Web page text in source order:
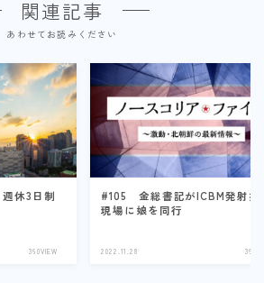
関連記事
あわせてお読みください
休3日制
360VIEW
#105 金総書記がICBM発射指
現場に娘を同行
2022.11.28